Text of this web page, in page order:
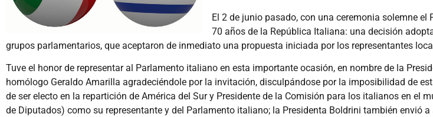
El 2 de junio pasado, con una ceremonia solemne
70 años de la República Italiana: una decisión
grupos parlamentarios, que aceptaron de inmediato una propuesta iniciada por los representantes
Tuve el honor de representar al Parlamento italiano en esta importante ocasión, en nombre de la
homólogo Geraldo Amarilla agradeciéndole por la invitación, disculpándose por la imposibilidad de
de ser electo en la repartición de América del Sur y Presidente de la Comisión para los italianos en el
de Diputados) como su representante y del Parlamento italiano; la Presidenta Boldrini también envió